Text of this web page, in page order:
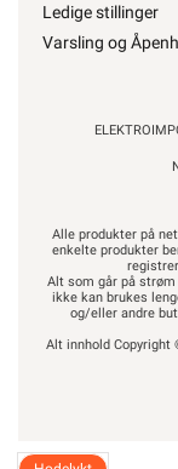
Ledige stillinger
Varsling og
Alle produkter på
enkelte produkter
Alt som går på
ikke kan brukes
og/eller andre
Alt innhold Copyright